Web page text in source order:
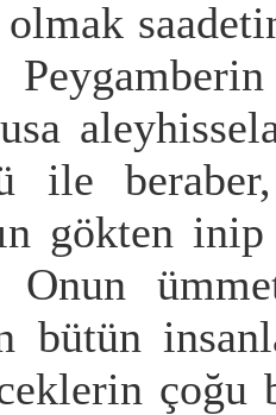
ile
gökten
bütün
çoğu